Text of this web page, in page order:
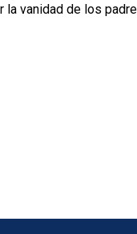
la vanidad de los